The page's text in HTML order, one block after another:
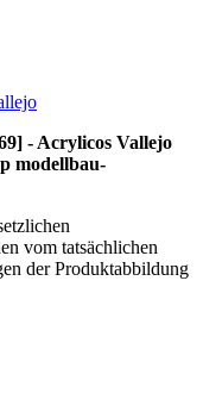
- Acrylicos Vallejo
modellbau-
vom tatsächlichen
der Produktabbildung